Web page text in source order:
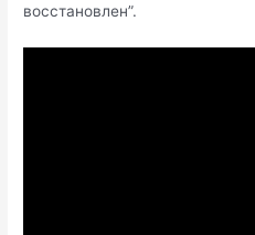
восстановлен”.